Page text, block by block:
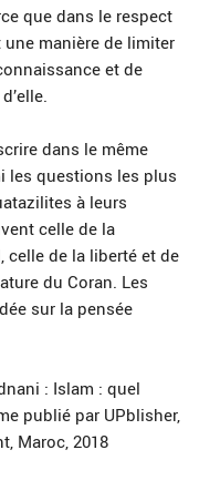
que dans le respect
manière de limiter
et de
dans le même
les questions les plus
à leurs
celle de la
celle de la liberté et de
du Coran. Les
sur la pensée
: Islam : quel
publié par UPblisher,
Maroc, 2018